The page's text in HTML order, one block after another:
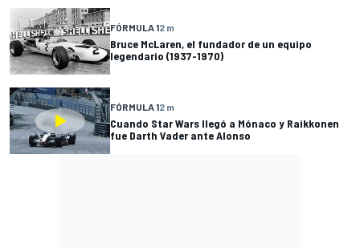
FÓRMULA 12 m
Bruce McLaren, el fundador de un equipo
legendario (1937-1970)
FÓRMULA 12 m
Cuando Star Wars llegó a Mónaco y Raikkonen
fue Darth Vader ante Alonso